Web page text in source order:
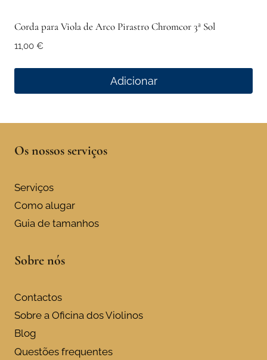
Corda para Viola de Arco Pirastro Chromcor 3ª Sol
11,00 €
Adicionar
Os nossos serviços
Serviços
Como alugar
Guia de tamanhos
Sobre nós
Contactos
Sobre a Oficina dos Violinos
Blog
Questões frequentes